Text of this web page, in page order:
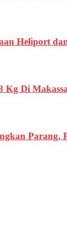
Heliport
Di